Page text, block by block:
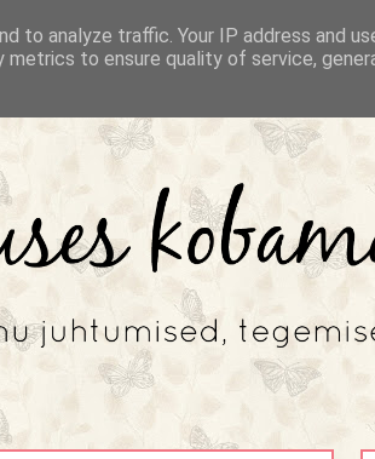
to analyze traffic. Your IP address and
to ensure quality of service,